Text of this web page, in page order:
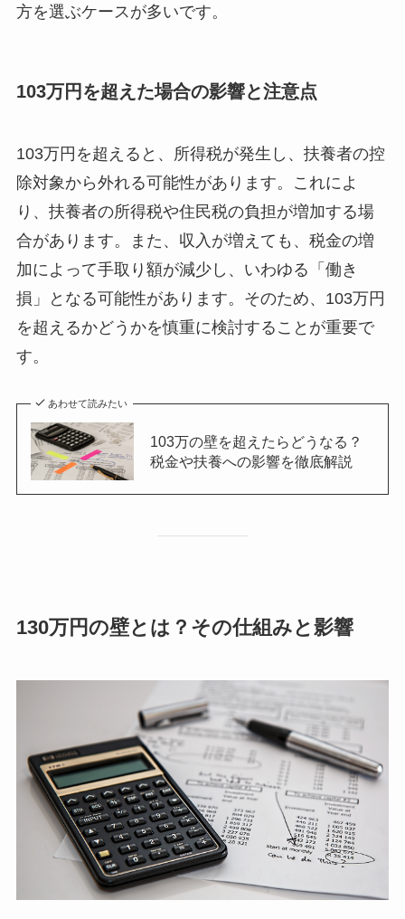
方を選ぶケースが多いです。
103万円を超えた場合の影響と注意点
103万円を超えると、所得税が発生し、扶養者の控
除対象から外れる可能性があります。これによ
り、扶養者の所得税や住民税の負担が増加する場
合があります。また、収入が増えても、税金の増
加によって手取り額が減少し、いわゆる「働き
損」となる可能性があります。そのため、103万円
を超えるかどうかを慎重に検討することが重要で
す。
あわせて読みたい
103万の壁を超えたらどうなる？
税金や扶養への影響を徹底解説
130万円の壁とは？その仕組みと影響